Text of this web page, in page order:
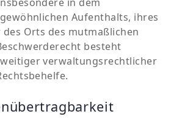
Aufenthalts, ihres
Orts des mutmaßlichen
besteht
verwaltungsrechtlicher